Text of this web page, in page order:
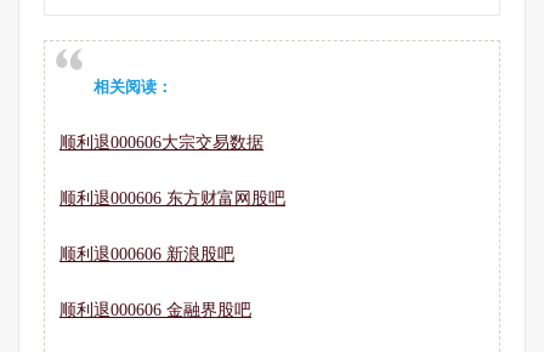
相关阅读：
顺利退000606大宗交易数据
顺利退000606 东方财富网股吧
顺利退000606 新浪股吧
顺利退000606 金融界股吧